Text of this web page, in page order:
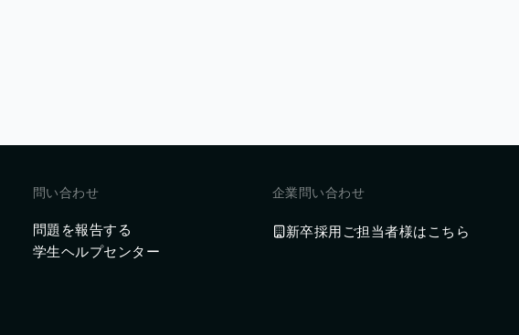
問い合わせ
問題を報告する
学生ヘルプセンター
企業問い合わせ
新卒採用ご担当者様はこちら